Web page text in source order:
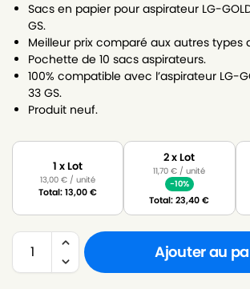
Sacs en papier pour aspirateur LG-
GS.
Meilleur prix comparé aux autres types
Pochette de 10 sacs aspirateurs.
100% compatible avec l’aspirateur LG-
33 GS.
Produit neuf.
1 x Lot
13,00€ / unité
Total:13,00€
2 x Lot
11,70€ / unité
-10%
Total:23,40€
Ajouter au